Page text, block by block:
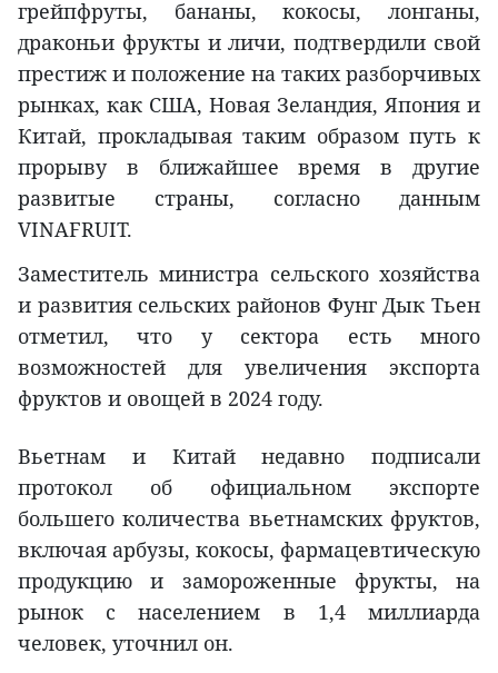
грейпфруты, бананы, кокосы, лонганы,
драконьи фрукты и личи, подтвердили свой
престиж и положение на таких разборчивых
рынках, как США, Новая Зеландия, Япония и
Китай, прокладывая таким образом путь к
прорыву в ближайшее время в другие
развитые страны, согласно данным
VINAFRUIT.
Заместитель министра сельского хозяйства
и развития сельских районов Фунг Дык Тьен
отметил, что у сектора есть много
возможностей для увеличения экспорта
фруктов и овощей в 2024 году.
Вьетнам и Китай недавно подписали
протокол об официальном экспорте
большего количества вьетнамских фруктов,
включая арбузы, кокосы, фармацевтическую
продукцию и замороженные фрукты, на
рынок с населением в 1,4 миллиарда
человек, уточнил он.